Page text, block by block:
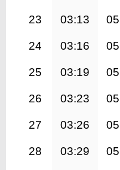
23 03:13
24 03:16
25 03:19
26 03:23
27 03:26
28 03:29